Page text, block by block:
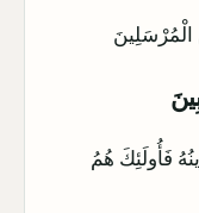
الْمُرْسَلِينَ
فَأُولَئِكَ هُمُ